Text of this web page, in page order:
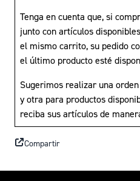
Tenga en cuenta que, si
junto con artículos
el mismo carrito, su pedido
el último producto esté
Sugerimos realizar una
y otra para productos
reciba sus artículos de
Compartir